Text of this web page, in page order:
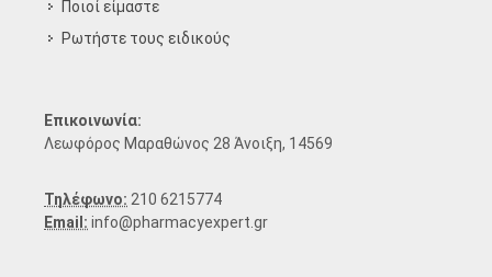
Ποιοί είμαστε
Ρωτήστε τους ειδικούς
Επικοινωνία:
Λεωφόρος Μαραθώνος 28 Άνοιξη, 14569
Τηλέφωνο: 210 6215774
Email: info@pharmacyexpert.gr